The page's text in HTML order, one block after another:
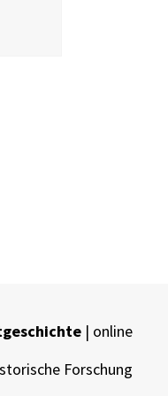
| online
Forschung